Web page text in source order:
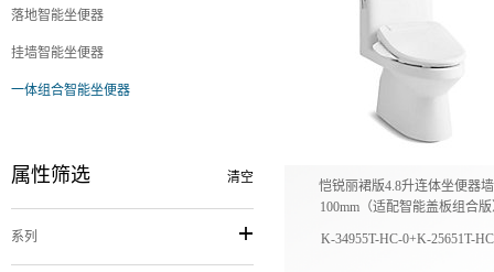
落地智能坐便器
挂墙智能坐便器
一体组合智能坐便器
属性筛选 清空
系列
恺锐丽裙版4.8升连体坐便器
100mm（适配智能盖板组合
K-34955T-HC-0+K-25651T-